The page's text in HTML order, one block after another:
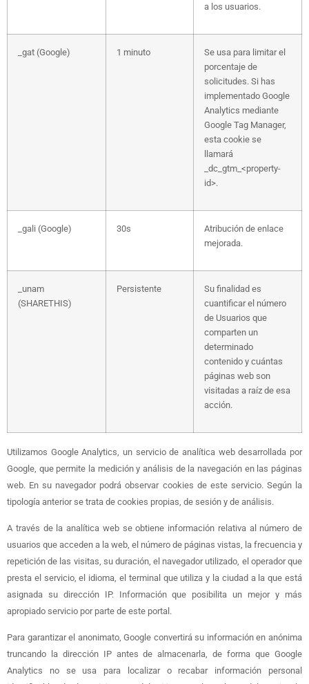
a los usuarios.
_gat (Google) 1 minuto
Se usa para limitar el
porcentaje de
solicitudes. Si has
implementado Google
Analytics mediante
Google Tag Manager,
esta cookie se
llamará
_dc_gtm_<property-
id>.
_gali (Google) 30s
Atribución de enlace
mejorada.
_unam
(SHARETHIS)
Persistente
Su finalidad es
cuantificar el número
de Usuarios que
comparten un
determinado
contenido y cuántas
páginas web son
visitadas a raíz de esa
acción.
Utilizamos Google Analytics, un servicio de analítica web desarrollada por
Google, que permite la medición y análisis de la navegación en las páginas
web. En su navegador podrá observar cookies de este servicio. Según la
tipología anterior se trata de cookies propias, de sesión y de análisis.
A través de la analítica web se obtiene información relativa al número de
usuarios que acceden a la web, el número de páginas vistas, la frecuencia y
repetición de las visitas, su duración, el navegador utilizado, el operador que
presta el servicio, el idioma, el terminal que utiliza y la ciudad a la que está
asignada su dirección IP. Información que posibilita un mejor y más
apropiado servicio por parte de este portal.
Para garantizar el anonimato, Google convertirá su información en anónima
truncando la dirección IP antes de almacenarla, de forma que Google
Analytics no se usa para localizar o recabar información personal